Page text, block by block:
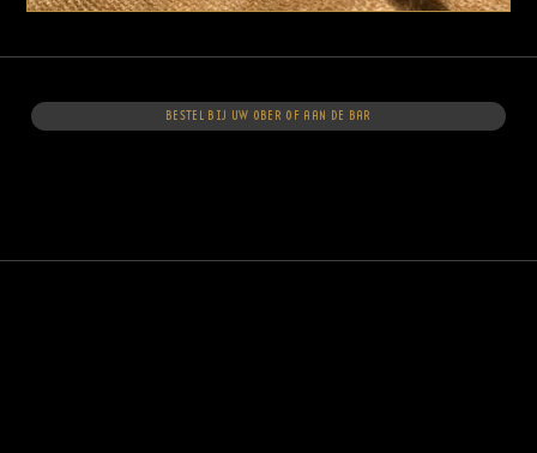
BESTEL BIJ UW OBER OF AAN DE BAR